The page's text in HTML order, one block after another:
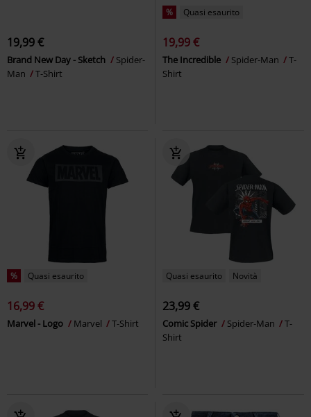
19,99 €
Brand New Day - Sketch
Spider-
Man
T-Shirt
% Quasi esaurito
19,99 €
The Incredible Spider-Man
T-
Shirt
% Quasi esaurito
16,99 €
Marvel - Logo Marvel T-Shirt
Quasi esaurito Novità
23,99 €
Comic Spider Spider-Man
T-
Shirt